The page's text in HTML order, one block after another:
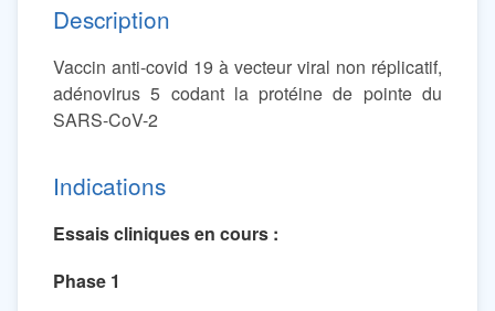
Description
Vaccin anti-covid 19 à vecteur viral non réplicatif,
adénovirus 5 codant la protéine de pointe du
SARS-CoV-2
Indications
Essais cliniques en cours :
Phase 1